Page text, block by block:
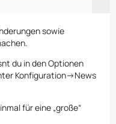
sowie
du in den Optionen
Konfiguration->News
für eine „große“